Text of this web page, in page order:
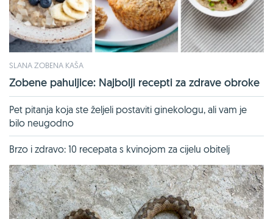
SLANA ZOBENA KAŠA
Zobene pahuljice: Najbolji recepti za zdrave obroke
Pet pitanja koja ste željeli postaviti ginekologu, ali vam je
bilo neugodno
Brzo i zdravo: 10 recepata s kvinojom za cijelu obitelj